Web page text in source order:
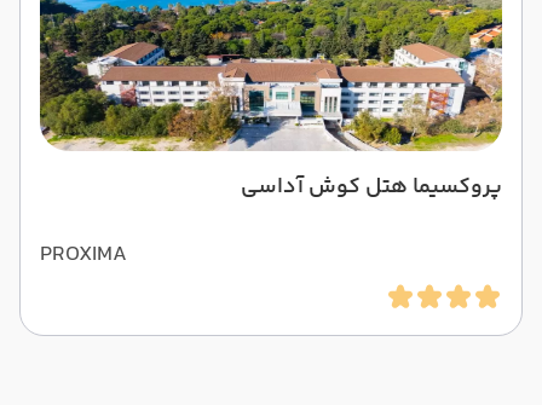
پروکسیما هتل کوش آداسی
PROXIMA